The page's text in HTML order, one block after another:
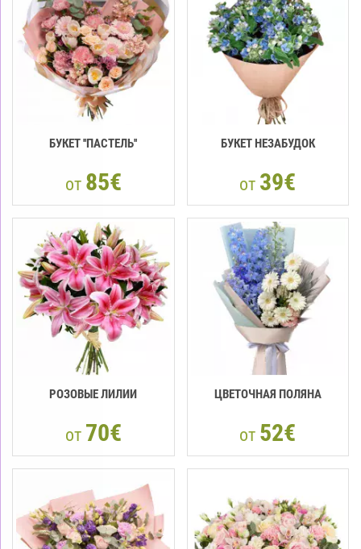
БУКЕТ ''ПАСТЕЛЬ''
от 85€
БУКЕТ НЕЗАБУДОК
от 39€
РОЗОВЫЕ ЛИЛИИ
от 70€
ЦВЕТОЧНАЯ ПОЛЯНА
от 52€